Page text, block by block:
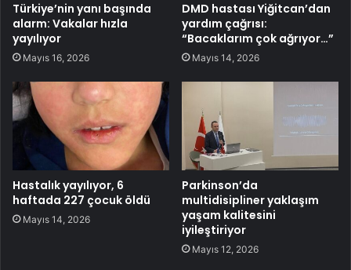
Türkiye’nin yanı başında
alarm: Vakalar hızla
yayılıyor
Mayıs 16, 2026
DMD hastası Yiğitcan’dan
yardım çağrısı:
“Bacaklarım çok ağrıyor…”
Mayıs 14, 2026
Hastalık yayılıyor, 6
haftada 227 çocuk öldü
Mayıs 14, 2026
Parkinson’da
multidisipliner yaklaşım
yaşam kalitesini
iyileştiriyor
Mayıs 12, 2026